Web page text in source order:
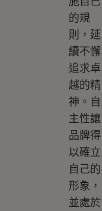
的規
則，延
續不懈
追求卓
越的精
神。自
主性讓
品牌得
以確立
自己的
形象，
並處於